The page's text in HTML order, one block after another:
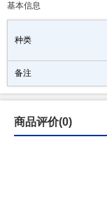
基本信息
种类
备注
商品评价(0)